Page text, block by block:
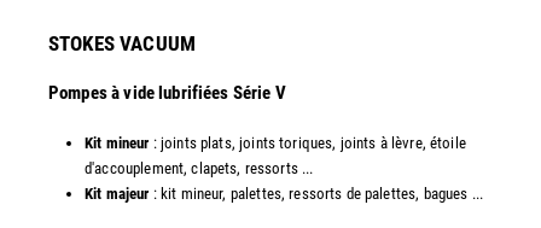
STOKES VACUUM
Pompes à vide lubrifiées Série V
Kit mineur : joints plats, joints toriques, joints à lèvre, étoile
d'accouplement, clapets, ressorts ...
Kit majeur : kit mineur, palettes, ressorts de palettes, bagues ...